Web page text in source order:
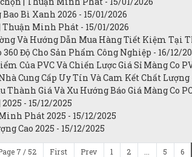
Bì Xanh 2026 - 15/01/2026
Thuận Minh Phát - 15/01/2026
Và Hướng Dẫn Mua Hàng Tiết Kiệm Tại
Độ Cho Sản Phẩm Công Nghiệp - 16/12/
Của PVC Và Chiến Lược Giá Sỉ Màng Co
Cung Cấp Uy Tín Và Cam Kết Chất Lượng
Giá Và Xu Hướng Báo Giá Màng Co
- 15/12/2025
Phát 2025 - 15/12/2025
Cao 2025 - 15/12/2025
7 / 52 First Prev 1 2 5 6